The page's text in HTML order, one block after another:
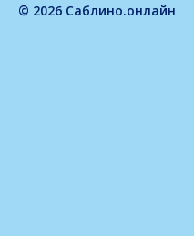
© 2026 Саблино.онлайн